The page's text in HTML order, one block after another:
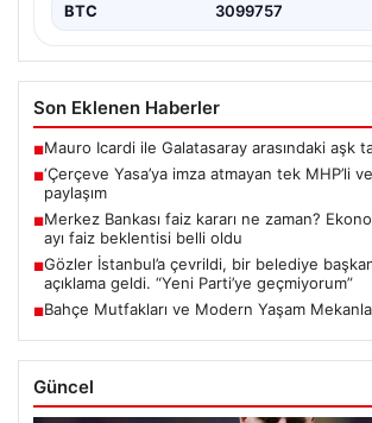
BTC 3099757
Son Eklenen Haberler
■Mauro Icardi ile Galatasaray arasındaki aşk
■‘Çerçeve Yasa’ya imza atmayan tek MHP’li
paylaşım
■Merkez Bankası faiz kararı ne zaman?
ayı faiz beklentisi belli oldu
■Gözler İstanbul’a çevrildi, bir belediye
açıklama geldi. “Yeni Parti’ye geçmiyorum”
■Bahçe Mutfakları ve Modern Yaşam
Güncel